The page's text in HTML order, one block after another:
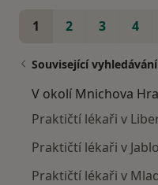
1 2 3 4
Související vyhledávání
V okolí Mnichova
Praktičtí lékaři v
Praktičtí lékaři v
Praktičtí lékaři v